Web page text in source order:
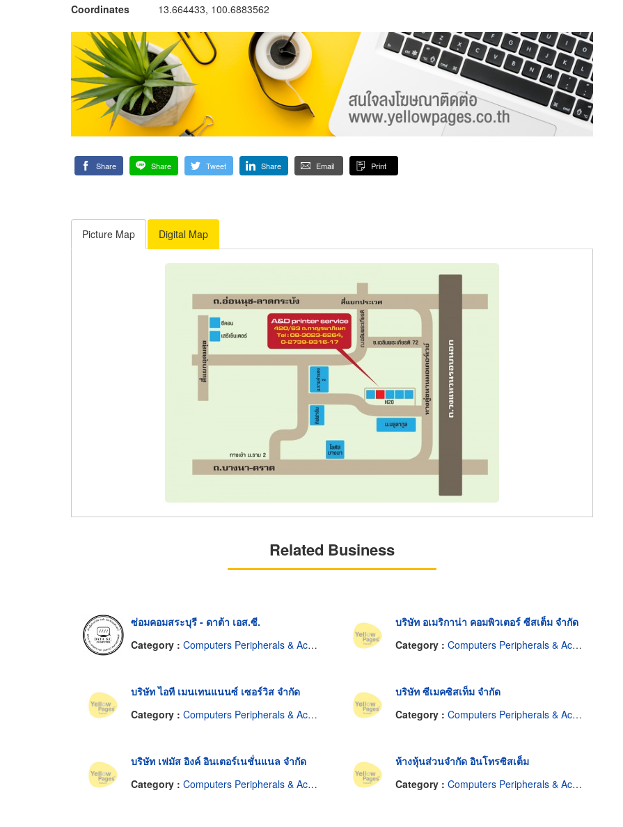
Coordinates 13.664433, 100.6883562
Share Share Tweet Share Email Print
Picture Map Digital Map
Related Business
ซ่อมคอมสระบุรี - ดาต้า เอส.ซี.
Category : Computers Peripherals & Accessories-Repairing
บริษัท อเมริกาน่า คอมพิวเตอร์ ซีสเต็ม จำกัด
Category : Computers Peripherals & Accessories-Repairing
บริษัท ไอที เมนเทนแนนซ์ เซอร์วิส จำกัด
Category : Computers Peripherals & Accessories-Repairing
บริษัท ซีเมคซิสเท็ม จำกัด
Category : Computers Peripherals & Accessories-Repairing
บริษัท เฟมัส อิงค์ อินเตอร์เนชั่นแนล จำกัด
Category : Computers Peripherals & Accessories-Repairing
ห้างหุ้นส่วนจำกัด อินโทรซิสเต็ม
Category : Computers Peripherals & Accessories-Repairing